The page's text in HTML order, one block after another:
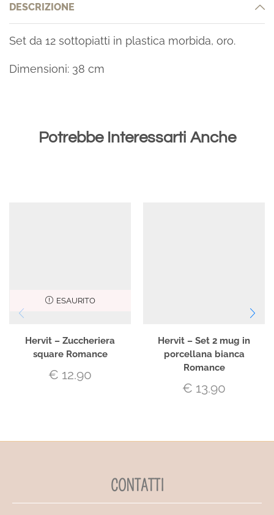
DESCRIZIONE
Set da 12 sottopiatti in plastica morbida, oro.
Dimensioni: 38 cm
Potrebbe Interessarti Anche
ESAURITO
Hervit – Zuccheriera
square Romance
€ 12.90
Hervit – Set 2 mug in
porcellana bianca
Romance
€ 13.90
CONTATTI